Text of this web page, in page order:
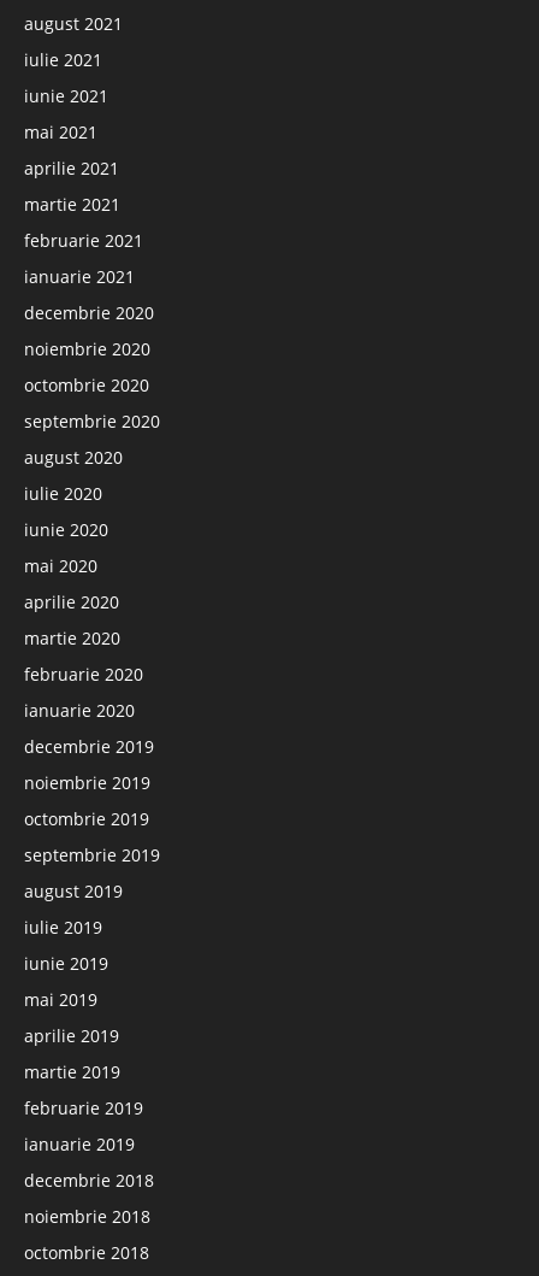
august 2021
iulie 2021
iunie 2021
mai 2021
aprilie 2021
martie 2021
februarie 2021
ianuarie 2021
decembrie 2020
noiembrie 2020
octombrie 2020
septembrie 2020
august 2020
iulie 2020
iunie 2020
mai 2020
aprilie 2020
martie 2020
februarie 2020
ianuarie 2020
decembrie 2019
noiembrie 2019
octombrie 2019
septembrie 2019
august 2019
iulie 2019
iunie 2019
mai 2019
aprilie 2019
martie 2019
februarie 2019
ianuarie 2019
decembrie 2018
noiembrie 2018
octombrie 2018